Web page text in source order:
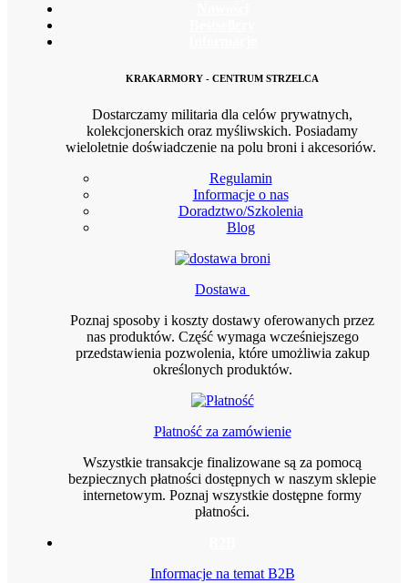
KRAKARMORY - CENTRUM STRZELCA
Dostarczamy militaria dla celów prywatnych,
kolekcjonerskich oraz myśliwskich. Posiadamy
wieloletnie doświadczenie na polu broni i akcesoriów.
Regulamin
Informacje o nas
Doradztwo/Szkolenia
Blog
Dostawa
Poznaj sposoby i koszty dostawy oferowanych przez
nas produktów. Część wymaga wcześniejszego
przedstawienia pozwolenia, które umożliwia zakup
określonych produktów.
Płatność za zamówienie
Wszystkie transakcje finalizowane są za pomocą
bezpiecznych płatności dostępnych w naszym sklepie
internetowym. Poznaj wszystkie dostępne formy
płatności.
Informacje na temat B2B